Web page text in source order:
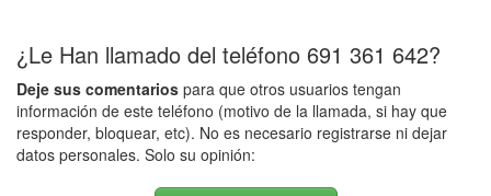
¿Le Han llamado del teléfono 691 361 642?
Deje sus comentarios para que otros usuarios tengan
información de este teléfono (motivo de la llamada, si hay que
responder, bloquear, etc). No es necesario registrarse ni dejar
datos personales. Solo su opinión: